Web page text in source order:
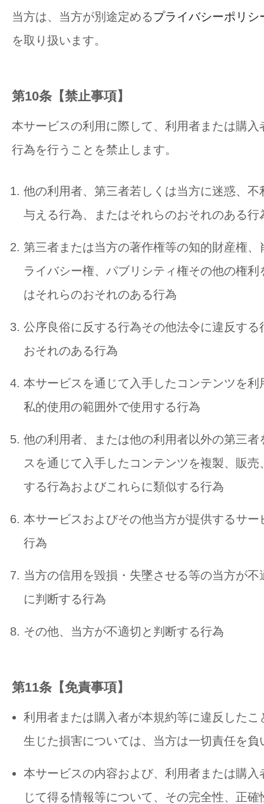
当方は、当方が別途定めるプライバシーポリシ
を取り扱います。
第10条【禁止事項】
本サービスの利用に際して、利用者または購入
行為を行うことを禁止します。
他の利用者、第三者若しくは当方に迷惑、不
与える行為、またはそれらのおそれのある行
第三者または当方の著作権等の知的財産権、
ライバシー権、パブリシティ権その他の権
はそれらのおそれのある行為
公序良俗に反する行為その他法令に違反する
おそれのある行為
本サービスを通じて入手したコンテンツを利
私的使用の範囲外で使用する行為
他の利用者、または他の利用者以外の第三者
スを通じて入手したコンテンツを複製、販
する行為およびこれらに類似する行為
本サービスおよびその他当方が提供するサー
行為
当方の信用を毀損・失墜させる等の当方が
に判断する行為
その他、当方が不適切と判断する行為
第11条【免責事項】
利用者または購入者が本規約等に違反したこ
生じた損害については、当方は一切責任を負
本サービスの内容および、利用者または購入
じて得る情報等について、その完全性、正